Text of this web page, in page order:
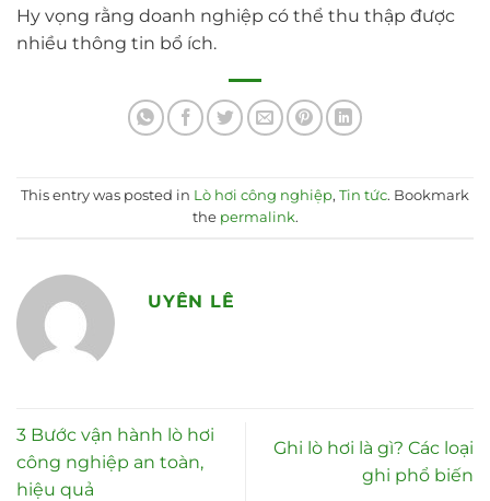
Hy vọng rằng doanh nghiệp có thể thu thập được
nhiều thông tin bổ ích.
This entry was posted in Lò hơi công nghiệp, Tin tức. Bookmark
the permalink.
UYÊN LÊ
3 Bước vận hành lò hơi
công nghiệp an toàn,
hiệu quả
Ghi lò hơi là gì? Các loại
ghi phổ biến